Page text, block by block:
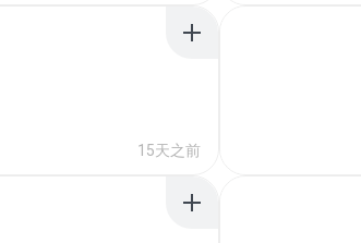
15天之前